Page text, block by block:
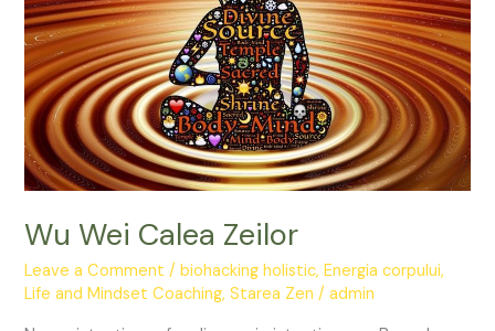
Wu Wei Calea Zeilor
Leave a Comment /biohacking holistic,Energia corpului,
Life and Mindset Coaching,Starea Zen /admin